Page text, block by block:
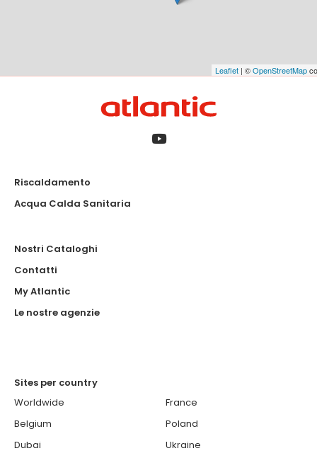
Leaflet | ©OpenStreetMap
Riscaldamento
Acqua Calda Sanitaria
Nostri Cataloghi
Contatti
My Atlantic
Le nostre agenzie
Sites per country
Worldwide
Belgium
Dubai
France
Poland
Ukraine